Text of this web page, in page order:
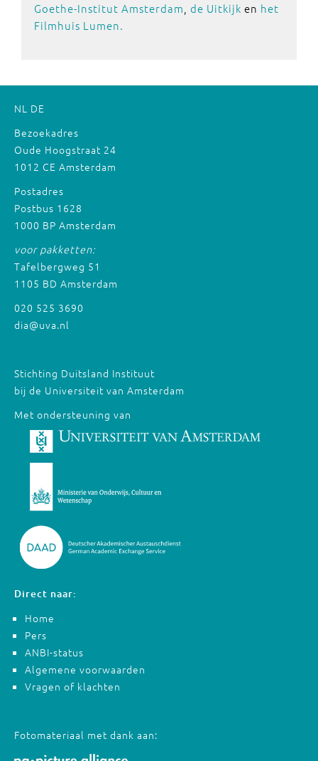
Goethe-Institut Amsterdam, de Uitkijk en het
Filmhuis Lumen.
NL DE
Bezoekadres
Oude Hoogstraat 24
1012 CE Amsterdam
Postadres
Postbus 1628
1000 BP Amsterdam
voor pakketten:
Tafelbergweg 51
1105 BD Amsterdam
020 525 3690
dia@uva.nl
Stichting Duitsland Instituut
bij de Universiteit van Amsterdam
Met ondersteuning van
Direct naar:
Home
Pers
ANBI-status
Algemene voorwaarden
Vragen of klachten
Fotomateriaal met dank aan: